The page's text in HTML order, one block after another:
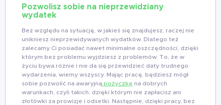
Pozwolisz sobie na nieprzewidziany
wydatek
Bez względu na sytuację, w jakieś się znajdujesz, raczej nie
unikniesz nieprzewidywanych wydatków. Dlatego też
zalecamy Ci posiadać nawet minimalne oszczędności, dzięki
którym bez problemu wyjdziesz z problemów. To, że w
życiu bywa różnie i nie da się przewidzieć daty trudnego
wydarzenia, wiemy wszyscy. Mając pracę, będziesz mógł
sobie pozwolić na awaryjną pożyczkę na dobrych
warunkach, czyli takich, dzięki którym nie zapłacisz ani
złotówki za prowizje i odsetki. Następnie, dzięki pracy, bez